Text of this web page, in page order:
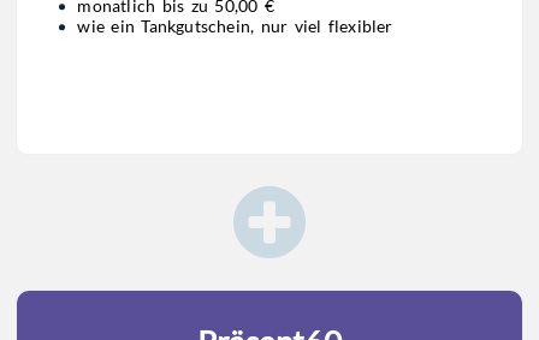
monatlich bis zu 50,00 €
wie ein Tankgutschein, nur viel flexibler